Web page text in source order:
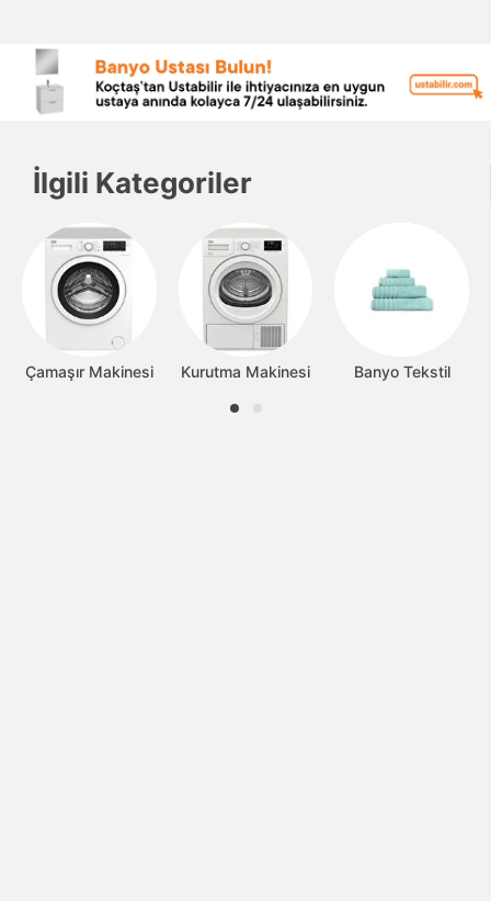
İlgili Kategoriler
Çamaşır Makinesi Kurutma Makinesi Banyo Tekstil